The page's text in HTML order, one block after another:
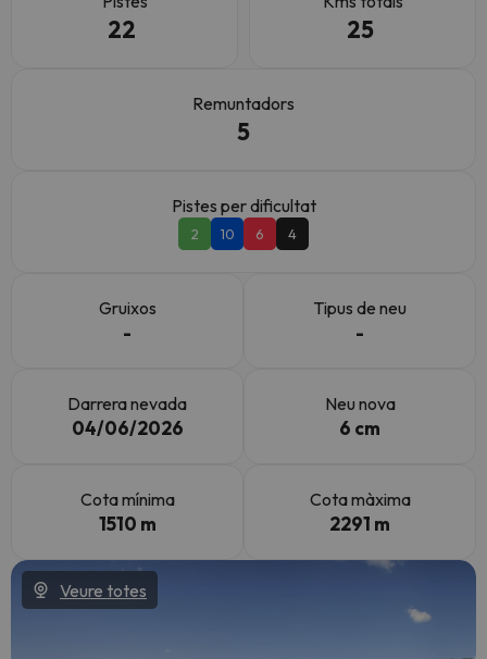
22 25
Remuntadors
5
Pistes per dificultat
2 10 6 4
Gruixos
-
Tipus de neu
-
Darrera nevada
04/06/2026
Neu nova
6 cm
Cota mínima
1510 m
Cota màxima
2291 m
Veure totes